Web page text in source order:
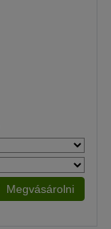
Megvásárolni